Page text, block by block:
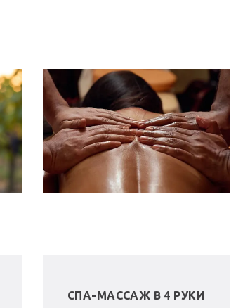
СПА-МАССАЖ В 4 РУКИ